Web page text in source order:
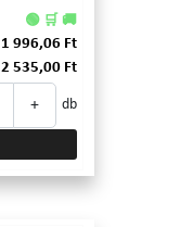
🟢 🛒 🚚
1 996,06 Ft
2 535,00 Ft
+ db